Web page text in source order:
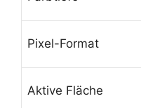
Pixel-Format
Aktive Fläche